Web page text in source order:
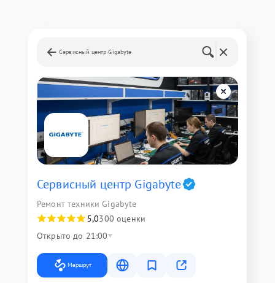
Сервисный центр Gigabyte
Сервисный центр Gigabyte
Ремонт техники Gigabyte
5,0300 оценки
Открыто до 21:00
Маршрут